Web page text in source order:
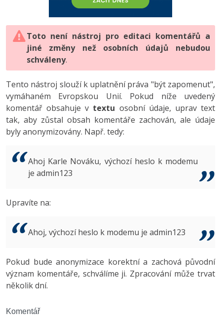
HTML5, CSS3, Bootstrap, SEO
SQL a databáze
Testování a verzování
UML a návrhové vzory
React
Spring
ASP.NET MVC
Best practices
PHP
JavaScript
Python
HTML / CSS
UML a návrhové vzory
MySQL/MariaDB
MS-SQL
Vývojář mobilních aplikací
C# Game developer
Tester
Systémový administrátor
3D grafik
Copywriter
WordPress specialista
-80%
JavaScript -80%
PHP -80%
Swift -80%
Kotlin -80%
VB.NET
Algoritmy -41%
Umělá inteligence (AI) -10%
Digitální gramotnost
Marketing
WordPress
SEO
UX
Business
Copywriting
Windows
-80%
Adobe Illustrator -80%
Adobe Lightroom
Adobe XD
Adobe InDesign -25%
Adobe After Effects
Inkscape
Fórum
Toto není nástroj pro editaci komentářů a
jiné změny než osobních údajů nebudou
schváleny.
Tento nástroj slouží k uplatnění práva "být zapomenut",
vymáhaném Evropskou Unií. Pokud níže uvedený
komentář obsahuje v textu osobní údaje, uprav text
tak, aby zůstal obsah komentáře zachován, ale údaje
byly anonymizovány. Např. tedy:
Ahoj Karle Nováku, výchozí heslo k modemu
je admin123
Upravíte na:
Ahoj, výchozí heslo k modemu je admin123
Pokud bude anonymizace korektní a zachová původní
význam komentáře, schválíme ji. Zpracování může trvat
několik dní.
Komentář